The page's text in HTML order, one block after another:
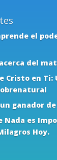
el
del
Cristo en Ti:
ganador
Nada es
Hoy.